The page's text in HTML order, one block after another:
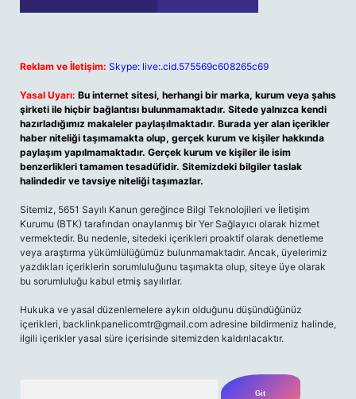
Reklam ve İletişim: Skype: live:.cid.575569c608265c69
Yasal Uyarı: Bu internet sitesi, herhangi bir marka, kurum veya şahıs
şirketi ile hiçbir bağlantısı bulunmamaktadır. Sitede yalnızca kendi
hazırladığımız makaleler paylaşılmaktadır. Burada yer alan içerikler
haber niteliği taşımamakta olup, gerçek kurum ve kişiler hakkında
paylaşım yapılmamaktadır. Gerçek kurum ve kişiler ile isim
benzerlikleri tamamen tesadüfidir. Sitemizdeki bilgiler taslak
halindedir ve tavsiye niteliği taşımazlar.
Sitemiz, 5651 Sayılı Kanun gereğince Bilgi Teknolojileri ve İletişim
Kurumu (BTK) tarafından onaylanmış bir Yer Sağlayıcı olarak hizmet
vermektedir. Bu nedenle, sitedeki içerikleri proaktif olarak denetleme
veya araştırma yükümlülüğümüz bulunmamaktadır. Ancak, üyelerimiz
yazdıkları içeriklerin sorumluluğunu taşımakta olup, siteye üye olarak
bu sorumluluğu kabul etmiş sayılırlar.
Hukuka ve yasal düzenlemelere aykırı olduğunu düşündüğünüz
içerikleri, backlinkpanelicomtr@gmail.com adresine bildirmeniz halinde,
ilgili içerikler yasal süre içerisinde sitemizden kaldırılacaktır.